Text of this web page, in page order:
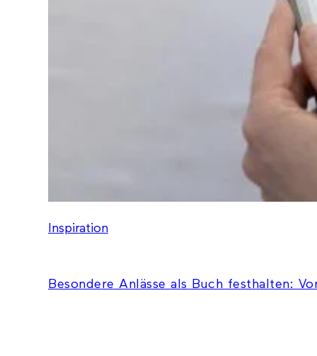
Inspiration
Besondere Anlässe als Buch festhalten: